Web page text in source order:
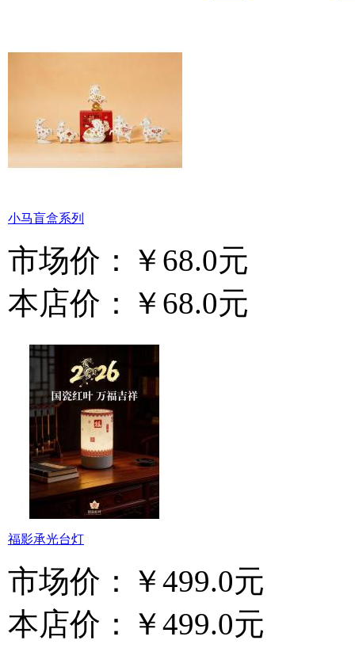
小马盲盒系列
市场价：
￥68.0元
本店价：
￥68.0元
福影承光台灯
市场价：
￥499.0元
本店价：
￥499.0元